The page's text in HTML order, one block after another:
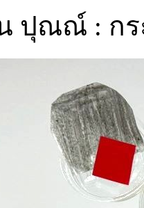
น ปุณณ์ : ก